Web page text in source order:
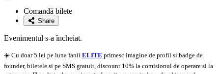
favoriteComandă bilete
Share
Evenimentul s-a încheiat.
☀️ Cu doar 5 lei pe luna fanii ELITE primesc imagine de profil si badge de
founder, biletele si pe SMS gratuit, discount 10% la comisionul de operare si la